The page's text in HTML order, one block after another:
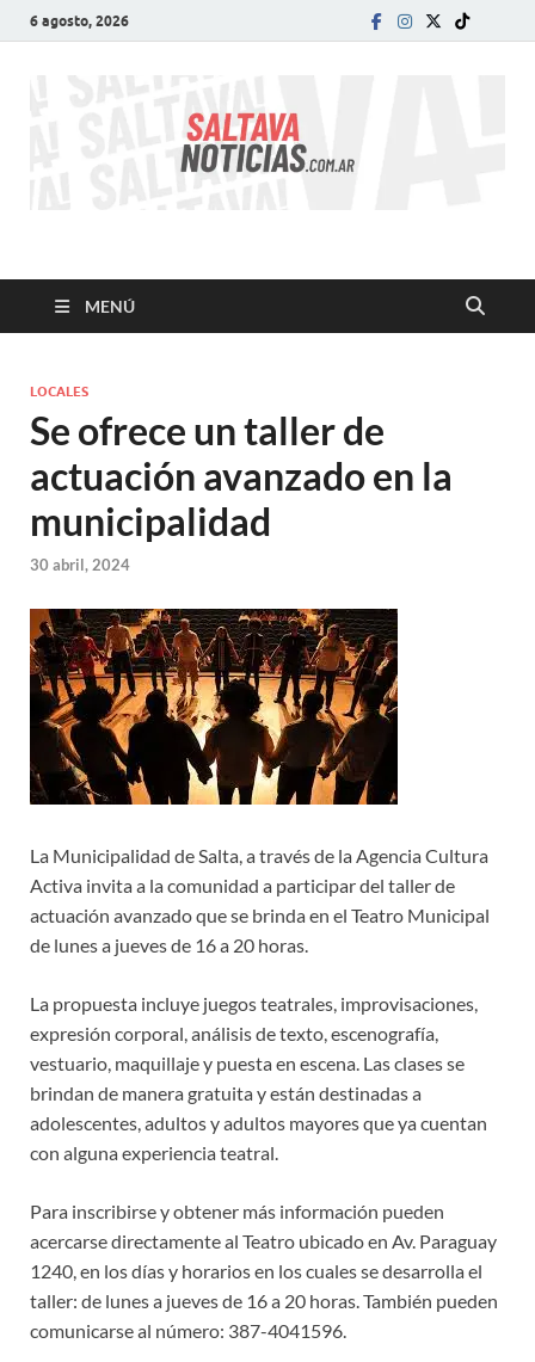
6 agosto, 2026
SALTA VA!
MENÚ
LOCALES
Se ofrece un taller de
actuación avanzado en la
municipalidad
30 abril, 2024
La Municipalidad de Salta, a través de la Agencia Cultura
Activa invita a la comunidad a participar del taller de
actuación avanzado que se brinda en el Teatro Municipal
de lunes a jueves de 16 a 20 horas.
La propuesta incluye juegos teatrales, improvisaciones,
expresión corporal, análisis de texto, escenografía,
vestuario, maquillaje y puesta en escena. Las clases se
brindan de manera gratuita y están destinadas a
adolescentes, adultos y adultos mayores que ya cuentan
con alguna experiencia teatral.
Para inscribirse y obtener más información pueden
acercarse directamente al Teatro ubicado en Av. Paraguay
1240, en los días y horarios en los cuales se desarrolla el
taller: de lunes a jueves de 16 a 20 horas. También pueden
comunicarse al número: 387-4041596.